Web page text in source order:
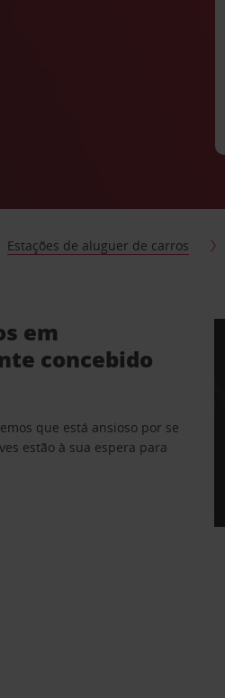
Estações de aluguer de carros
em
concebido
que está ansioso por se
estão à sua espera para